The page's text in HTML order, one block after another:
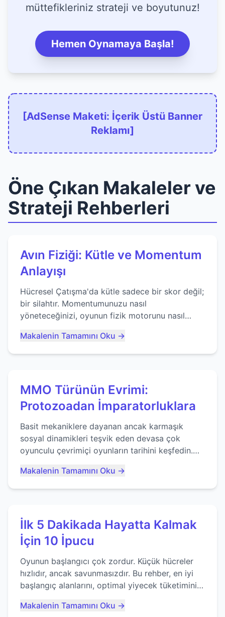
müttefikleriniz strateji ve boyutunuz!
Hemen Oynamaya Başla!
[AdSense Maketi: İçerik Üstü Banner
Reklamı]
Öne Çıkan Makaleler ve
Strateji Rehberleri
Avın Fiziği: Kütle ve Momentum
Anlayışı
Hücresel Çatışma'da kütle sadece bir skor değil;
bir silahtır. Momentumunuzu nasıl
yöneteceğinizi, oyunun fizik motorunu nasıl
ustalaşacağınızı öğrenin...
Makalenin Tamamını Oku →
MMO Türünün Evrimi:
Protozoadan İmparatorluklara
Basit mekaniklere dayanan ancak karmaşık
sosyal dinamikleri teşvik eden devasa çok
oyunculu çevrimiçi oyunların tarihini keşfedin.
Makalenin Tamamını Oku →
İlk 5 Dakikada Hayatta Kalmak
İçin 10 İpucu
Oyunun başlangıcı çok zordur. Küçük hücreler
hızlıdır, ancak savunmasızdır. Bu rehber, en iyi
başlangıç alanlarını, optimal yiyecek tüketimini
kaçınacağınızı anlatıyor...
Makalenin Tamamını Oku →